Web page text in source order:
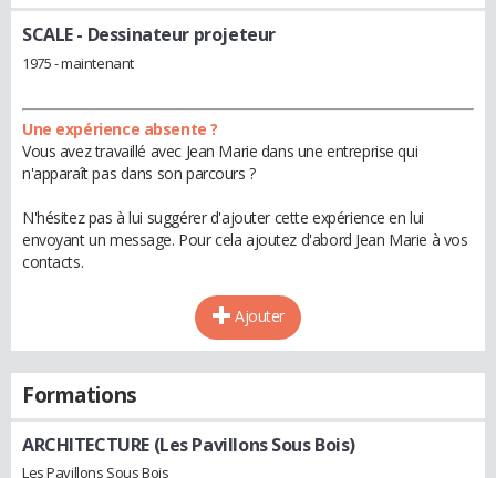
SCALE- Dessinateur projeteur
1975 - maintenant
Une expérience absente ?
Vous avez travaillé avec Jean Marie dans une entreprise qui
n'apparaît pas dans son parcours ?
N'hésitez pas à lui suggérer d'ajouter cette expérience en lui
envoyant un message. Pour cela ajoutez d'abord Jean Marie à vos
contacts.
Ajouter
Formations
ARCHITECTURE (Les Pavillons Sous Bois)
Les Pavillons Sous Bois